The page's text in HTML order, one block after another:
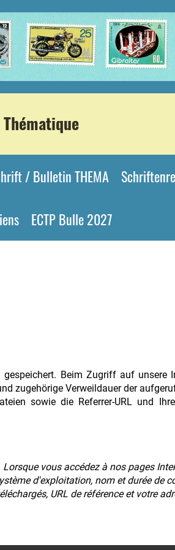
/ Bulletin THEMA
ECTP Bulle 2027
Beim Zugriff auf unsere
zugehörige Verweildauer der
sowie die Referrer-URL und
vous accédez à nos pages
d'exploitation, nom et durée de
URL de référence et votre